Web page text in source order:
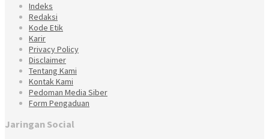
Indeks
Redaksi
Kode Etik
Karir
Privacy Policy
Disclaimer
Tentang Kami
Kontak Kami
Pedoman Media Siber
Form Pengaduan
Jaringan Social